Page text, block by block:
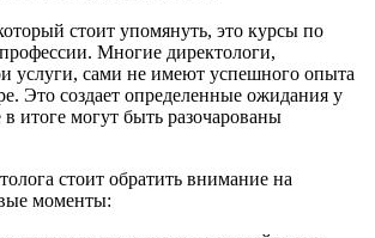
стоит упомянуть, это курсы по
Многие директологи,
услуги, сами не имеют успешного опыта
Это создает определенные ожидания у
итоге могут быть разочарованы
стоит обратить внимание на
моменты: